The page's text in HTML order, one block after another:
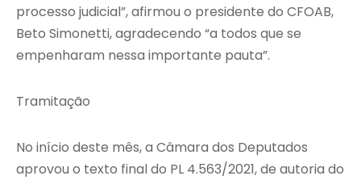
processo judicial”, afirmou o presidente do CFOAB,
Beto Simonetti, agradecendo “a todos que se
empenharam nessa importante pauta”.
Tramitação
No início deste mês, a Câmara dos Deputados
aprovou o texto final do PL 4.563/2021, de autoria do